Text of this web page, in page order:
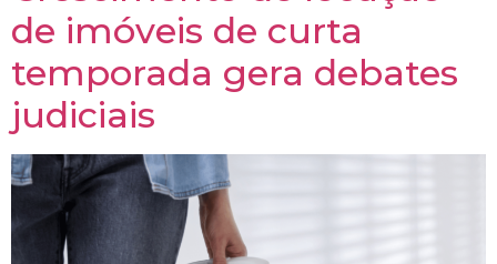
de imóveis de curta
temporada gera debates
judiciais